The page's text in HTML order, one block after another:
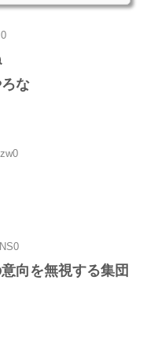
な
向を無視する集団